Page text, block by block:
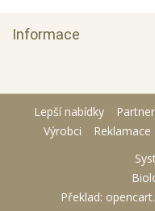
Informace
Lepší nabídky
Výrobci
Reklamace
Překlad: